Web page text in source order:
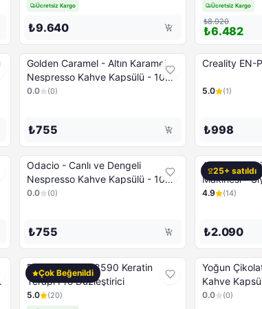
Ücretsiz Kargo
₺9.640
Ücretsiz Kargo
₺8.920
₺6.482
Golden Caramel - Altın Karamel
Nespresso Kahve Kapsülü - 10
Kapsül
0.0 (0)
₺755
Creality EN-
5.0 (1)
₺998
Odacio - Canlı ve Dengeli
Nespresso Kahve Kapsülü - 10
Kapsül
0.0 (0)
₺755
25+ satıldı
Arzum
Makinesi -
4.9 (14)
₺2.090
Çok Beğenildi
REMINGTON S8590 Keratin
Terapi Pro Düzleştirici
5.0 (20)
Yoğun Çikolatalı
Kahve
0.0 (0)